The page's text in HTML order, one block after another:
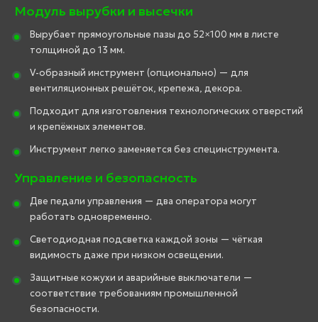
Модуль вырубки и высечки
Вырубает прямоугольные пазы до 52×100 мм в листе
толщиной до 13 мм.
V-образный инструмент (опционально) — для
вентиляционных решёток, крепежа, декора.
Подходит для изготовления технологических отверстий
и крепёжных элементов.
Инструмент легко заменяется без специнструмента.
Управление и безопасность
Две педали управления — два оператора могут
работать одновременно.
Светодиодная подсветка каждой зоны — чёткая
видимость даже при низком освещении.
Защитные кожухи и аварийные выключатели —
соответствие требованиям промышленной
безопасности.